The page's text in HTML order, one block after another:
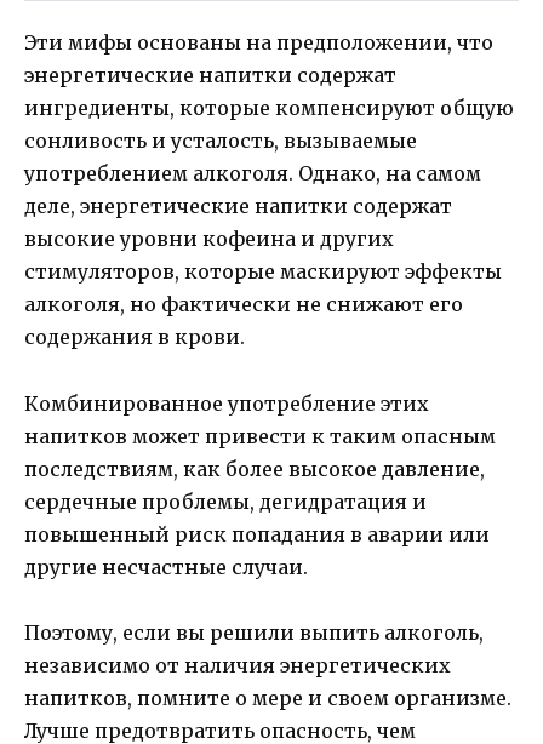
Эти мифы основаны на предположении, что
энергетические напитки содержат
ингредиенты, которые компенсируют общую
сонливость и усталость, вызываемые
употреблением алкоголя. Однако, на самом
деле, энергетические напитки содержат
высокие уровни кофеина и других
стимуляторов, которые маскируют эффекты
алкоголя, но фактически не снижают его
содержания в крови.
Комбинированное употребление этих
напитков может привести к таким опасным
последствиям, как более высокое давление,
сердечные проблемы, дегидратация и
повышенный риск попадания в аварии или
другие несчастные случаи.
Поэтому, если вы решили выпить алкоголь,
независимо от наличия энергетических
напитков, помните о мере и своем организме.
Лучше предотвратить опасность, чем